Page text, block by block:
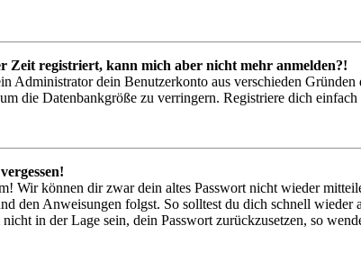
Zeit registriert, kann mich aber nicht mehr anmelden?!
Administrator dein Benutzerkonto aus verschieden
die Datenbankgröße zu verringern. Registriere dich
Wir können dir zwar dein altes Passwort nicht wieder
den Anweisungen folgst. So solltest du dich schnell wieder
in der Lage sein, dein Passwort zurückzusetzen, so